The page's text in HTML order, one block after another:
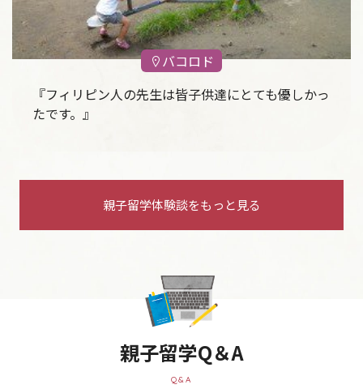
バコロド
『フィリピン人の先生は皆子供達にとても優しかっ
たです。』
親子留学体験談をもっと見る
親子留学Q＆A
Q&A